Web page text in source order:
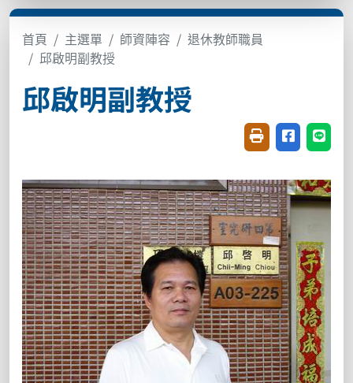
首頁 主選單 師資陣容
退休教師職員
邱啟明副教授
邱啟明副教授
友善列印(開新視
分享至臉書
分享